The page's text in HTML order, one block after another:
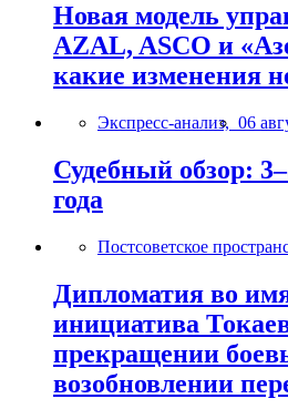
Новая модель
AZAL, ASCO и
какие изменения
Экспресс-анализ, 06
Судебный обзор:
года
Постсоветское
Дипломатия во
инициатива
прекращении
возобновлении